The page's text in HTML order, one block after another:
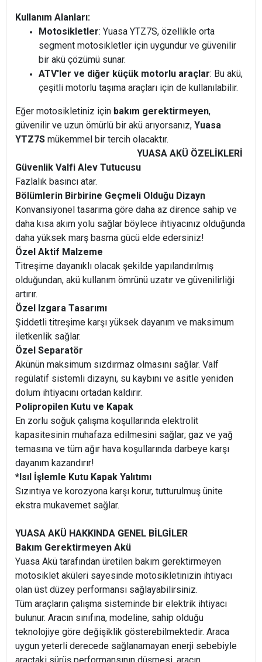
Kullanım Alanları:
Motosikletler: Yuasa YTZ7S, özellikle orta
segment motosikletler için uygundur ve güvenilir
bir akü çözümü sunar.
ATV'ler ve diğer küçük motorlu araçlar: Bu akü,
çeşitli motorlu taşıma araçları için de kullanılabilir.
Eğer motosikletiniz için bakım gerektirmeyen,
güvenilir ve uzun ömürlü bir akü arıyorsanız, Yuasa
YTZ7S mükemmel bir tercih olacaktır.
YUASA AKÜ ÖZELİKLERİ
Güvenlik Valfi Alev Tutucusu
Fazlalık basıncı atar.
Bölümlerin Birbirine Geçmeli Olduğu Dizayn
Konvansiyonel tasarıma göre daha az dirence sahip ve
daha kısa akım yolu sağlar böylece ihtiyacınız olduğunda
daha yüksek marş basma gücü elde edersiniz!
Özel Aktif Malzeme
Titreşime dayanıklı olacak şekilde yapılandırılmış
olduğundan, akü kullanım ömrünü uzatır ve güvenilirliği
artırır.
Özel Izgara Tasarımı
Şiddetli titreşime karşı yüksek dayanım ve maksimum
iletkenlik sağlar.
Özel Separatör
Akünün maksimum sızdırmaz olmasını sağlar. Valf
regülatif sistemli dizaynı, su kaybını ve asitle yeniden
dolum ihtiyacını ortadan kaldırır.
Polipropilen Kutu ve Kapak
En zorlu soğuk çalışma koşullarında elektrolit
kapasitesinin muhafaza edilmesini sağlar; gaz ve yağ
temasına ve tüm ağır hava koşullarında darbeye karşı
dayanım kazandırır!
*Isıl İşlemle Kutu Kapak Yalıtımı
Sızıntıya ve korozyona karşı korur, tutturulmuş ünite
ekstra mukavemet sağlar.
YUASA AKÜ HAKKINDA GENEL BİLGİLER
Bakım Gerektirmeyen Akü
Yuasa Akü tarafından üretilen bakım gerektirmeyen
motosiklet aküleri sayesinde motosikletinizin ihtiyacı
olan üst düzey performansı sağlayabilirsiniz.
Tüm araçların çalışma sisteminde bir elektrik ihtiyacı
bulunur. Aracın sınıfına, modeline, sahip olduğu
teknolojiye göre değişiklik gösterebilmektedir. Araca
uygun yeterli derecede sağlanamayan enerji sebebiyle
araçtaki sürüş performansının düşmesi, aracın